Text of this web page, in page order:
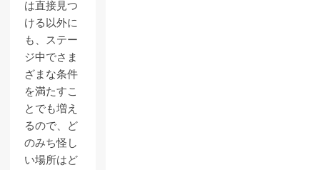
は直接見つ
ける以外に
も、ステー
ジ中でさま
ざまな条件
を満たすこ
とでも増え
るので、ど
のみち怪し
い場所はど